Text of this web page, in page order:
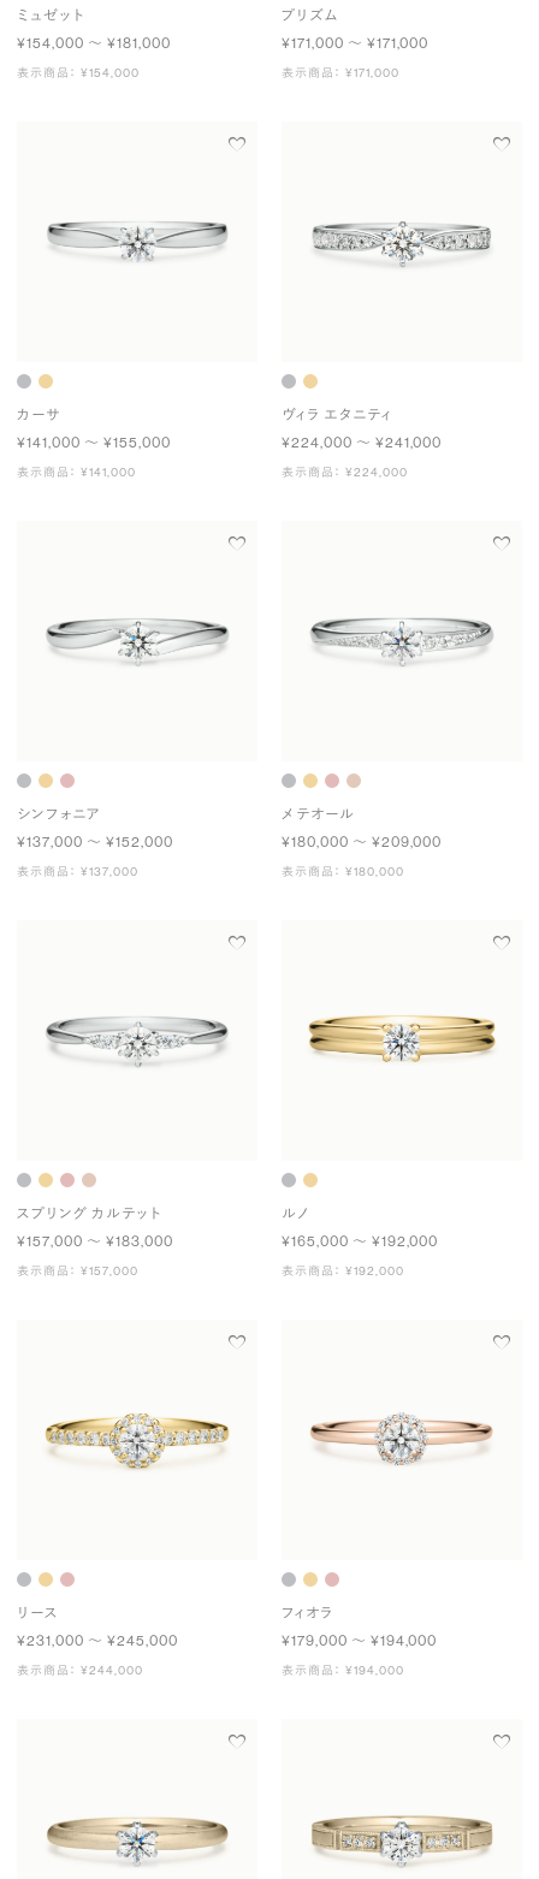
ミュゼット
¥154,000 〜 ¥181,000
表示商品： ¥154,000
プリズム
¥171,000 〜 ¥171,000
表示商品： ¥171,000
カーサ
¥141,000 〜 ¥155,000
表示商品： ¥141,000
ヴィラ エタニティ
¥224,000 〜 ¥241,000
表示商品： ¥224,000
シンフォニア
¥137,000 〜 ¥152,000
表示商品： ¥137,000
メテオール
¥180,000 〜 ¥209,000
表示商品： ¥180,000
スプリング カルテット
¥157,000 〜 ¥183,000
表示商品： ¥157,000
ルノ
¥165,000 〜 ¥192,000
表示商品： ¥192,000
リース
¥231,000 〜 ¥245,000
表示商品： ¥244,000
フィオラ
¥179,000 〜 ¥194,000
表示商品： ¥194,000